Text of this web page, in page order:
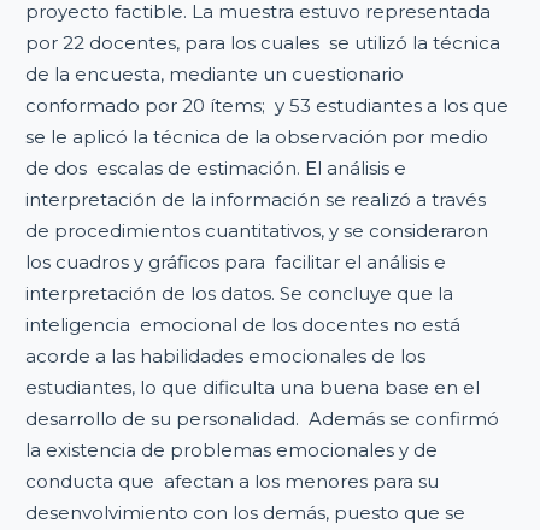
proyecto factible. La muestra estuvo representada
por 22 docentes, para los cuales se utilizó la técnica
de la encuesta, mediante un cuestionario
conformado por 20 ítems; y 53 estudiantes a los que
se le aplicó la técnica de la observación por medio
de dos escalas de estimación. El análisis e
interpretación de la información se realizó a través
de procedimientos cuantitativos, y se consideraron
los cuadros y gráficos para facilitar el análisis e
interpretación de los datos. Se concluye que la
inteligencia emocional de los docentes no está
acorde a las habilidades emocionales de los
estudiantes, lo que dificulta una buena base en el
desarrollo de su personalidad. Además se confirmó
la existencia de problemas emocionales y de
conducta que afectan a los menores para su
desenvolvimiento con los demás, puesto que se